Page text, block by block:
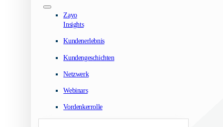
Zayo
Insights
Kundenerlebnis
Kundengeschichten
Netzwerk
Webinars
Vordenkerrolle